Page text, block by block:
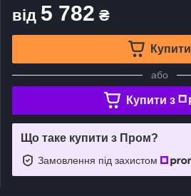
від 5 782 ₴
Купити
або
Купити з
Що таке купити з Пром?
Замовлення під захистом